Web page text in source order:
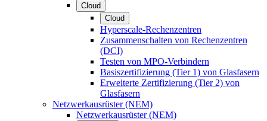
Cloud
Cloud
Hyperscale-Rechenzentren
Zusammenschalten von Rechenzentren
(DCI)
Testen von MPO-Verbindern
Basiszertifizierung (Tier 1) von Glasfasern
Erweiterte Zertifizierung (Tier 2) von
Glasfasern
Netzwerkausrüster (NEM)
Netzwerkausrüster (NEM)